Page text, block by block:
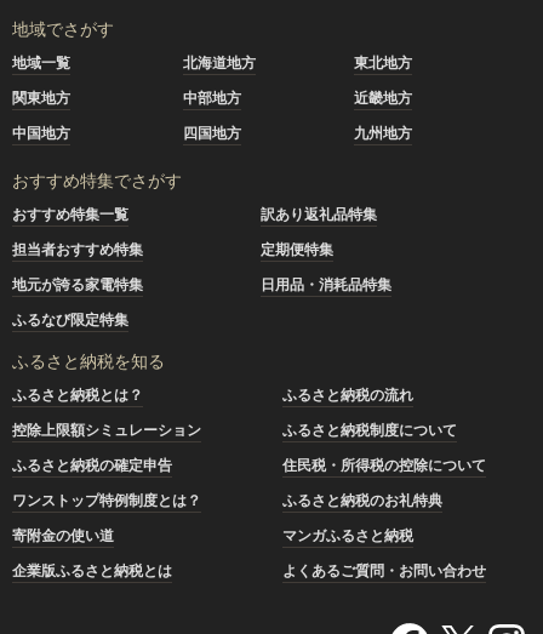
地域でさがす
地域一覧 北海道地方
東北地方
関東地方
中部地方
近畿地方
中国地方
四国地方 九州地方
おすすめ特集でさがす
おすすめ特集一覧
訳あり返礼品特集
担当者おすすめ特集
定期便特集
地元が誇る家電特集
日用品・消耗品特集
ふるなび限定特集
ふるさと納税を知る
ふるさと納税とは？
ふるさと納税の流れ
控除上限額シミュレーション
ふるさと納税制度について
ふるさと納税の確定申告
住民税・所得税の控除について
ワンストップ特例制度とは？
ふるさと納税のお礼特典
寄附金の使い道
マンガふるさと納税
企業版ふるさと納税とは
よくあるご質問・お問い合わせ